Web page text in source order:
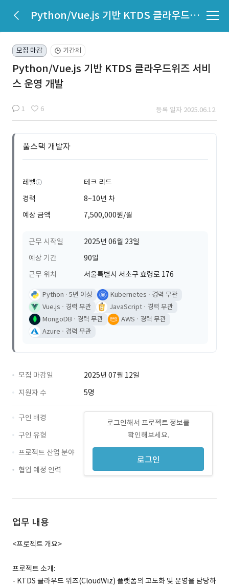
Python/Vue.js 기반 KTDS 클라우드위즈 서비스 운영 개발
모집 마감 🕒 기간제
Python/Vue.js 기반 KTDS 클라우드위즈 서비
스 운영 개발
1 6 등록 일자 2025.06.12.
풀스택 개발자
레벨
테크 리드
경력
8~10년 차
예상 금액
7,500,000원/월
근무 시작일
2025년 06월 23일
예상 기간
90일
근무 위치
서울특별시 서초구 효령로 176
Python 5년 이상 Kubernetes
경력 무관
Vue.js
경력 무관 JavaScript
경력 무관
MongoDB
경력 무관 AWS
경력 무관
Azure
경력 무관
모집 마감일
2025년 07월 12일
지원자 수
5명
로그인해서 프로젝트 정보를
확인해보세요.
로그인
구인 배경
구인 유형
프로젝트 산업 분야
협업 예정 인력
업무 내용
<프로젝트 개요>
프로젝트 소개:
- KTDS 클라우드 위즈(CloudWiz) 플랫폼의 고도화 및 운영을 담당하